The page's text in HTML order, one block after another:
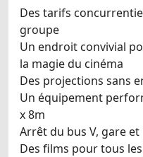
Des tarifs
groupe
Un endroit convivial
la magie du cinéma
Des projections sans
Un équipement
x 8m
Arrêt du bus V, gare
Des films pour tous